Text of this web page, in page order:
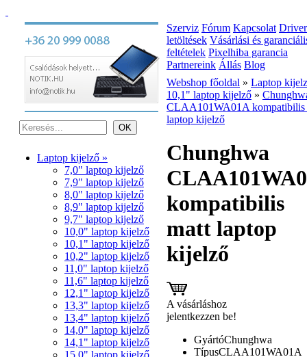
Laptop kijelző »
7,0" laptop kijelző
7,9" laptop kijelző
8,0" laptop kijelző
8,9" laptop kijelző
9,7" laptop kijelző
10,0" laptop kijelző
10,1" laptop kijelző
10,2" laptop kijelző
11,0" laptop kijelző
11,6" laptop kijelző
12,1" laptop kijelző
13,3" laptop kijelző
13,4" laptop kijelző
14,0" laptop kijelző
14,1" laptop kijelző
15,0" laptop kijelző
Szerviz Fórum Kapcsolat Driver
letöltések Vásárlási és
feltételek Pixelhiba garancia
Partnereink Állás Blog
Webshop főoldal » Laptop
10,1" laptop kijelző »
CLAA101WA01A kompatibilis
laptop kijelző
Chunghwa
kompatibilis
matt laptop
kijelző
A vásárláshoz
jelentkezzen be!
GyártóChunghwa
TípusCLAA101WA01A